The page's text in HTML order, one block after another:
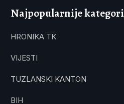
Najpopularnije
HRONIKA TK
VIJESTI
TUZLANSKI KANTON
BIH